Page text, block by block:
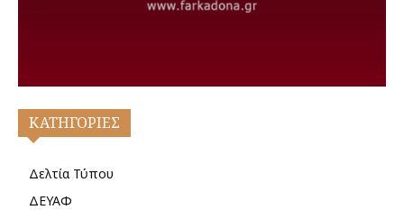
ΚΑΤΗΓΟΡΙΕΣ
Δελτία Τύπου
ΔΕΥΑΦ